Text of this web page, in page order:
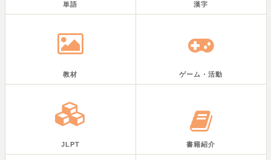
単語 漢字
教材 ゲーム・活動
JLPT 書籍紹介